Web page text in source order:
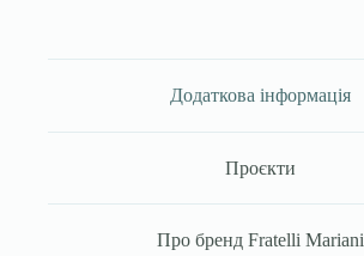
Додаткова інформація
Проєкти
Про бренд Fratelli Mariani